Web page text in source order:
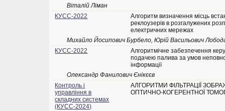
Віталій Ліман
КУСС-2022
Алгоритм визначення місць
реклоузерів в розгалужених
електричних мережах
Михайло Йосипович Бурбело, Юрій Васильович
КУСС-2022
Алгоритмічне забезпечення
подачею палива за умов
інформації
Олександр Фанилович Єнікєєв
Контроль і
управління в
складних системах
(КУСС-2024)
АЛГОРИТМИ ФІЛЬТРАЦІЇ
ОПТИЧНО-КОГЕРЕНТНОЇ